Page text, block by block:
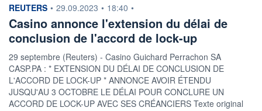
information fournie par
REUTERS • 29.09.2023 • 18:40 •
Casino annonce l'extension du délai de
conclusion de l'accord de lock-up
29 septembre (Reuters) - Casino Guichard Perrachon SA
CASP.PA : * EXTENSION DU DÉLAI DE CONCLUSION DE
L'ACCORD DE LOCK-UP * ANNONCE AVOIR ÉTENDU
JUSQU'AU 3 OCTOBRE LE DÉLAI POUR CONCLURE UN
ACCORD DE LOCK-UP AVEC SES CRÉANCIERS Texte original